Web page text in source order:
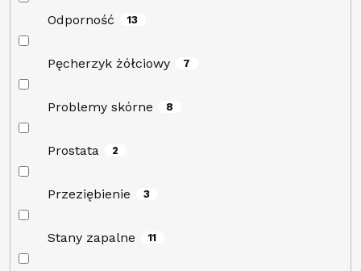
Odporność 13
Pęcherzyk żółciowy 7
Problemy skórne 8
Prostata 2
Przeziębienie 3
Stany zapalne 11